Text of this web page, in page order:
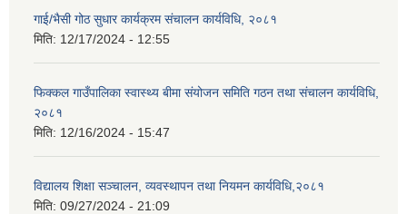
गाई/भैसी गोठ सुधार कार्यक्रम संचालन कार्यविधि, २०८१
मिति: 12/17/2024 - 12:55
फिक्कल गाउँपालिका स्वास्थ्य बीमा संयोजन समिति गठन तथा संचालन कार्यविधि,
२०८१
मिति: 12/16/2024 - 15:47
विद्यालय शिक्षा सञ्चालन, व्यवस्थापन तथा नियमन कार्यविधि,२०८१
मिति: 09/27/2024 - 21:09